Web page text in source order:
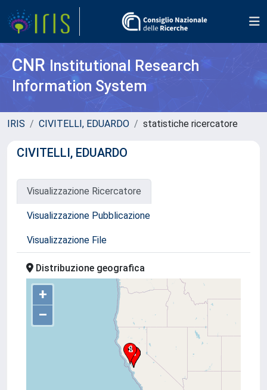
CNR Institutional Research
Information System
IRIS CIVITELLI, EDUARDO statistiche ricercatore
CIVITELLI, EDUARDO
Visualizzazione Ricercatore
Visualizzazione Pubblicazione
Visualizzazione File
Distribuzione geografica
+
–